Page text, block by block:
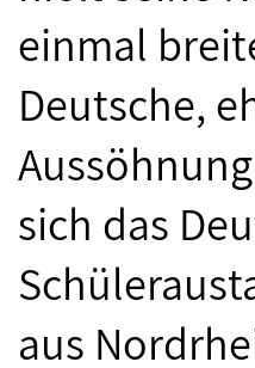
einmal
Deutsche,
sich das
aus